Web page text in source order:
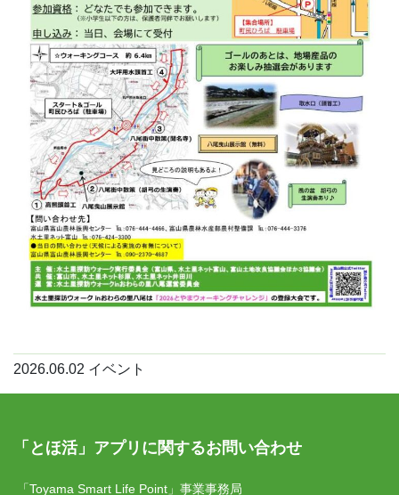
2026.06.02 イベント
「とほ活」アプリに関するお問い合わせ
「Toyama Smart Life Point」事業事務局